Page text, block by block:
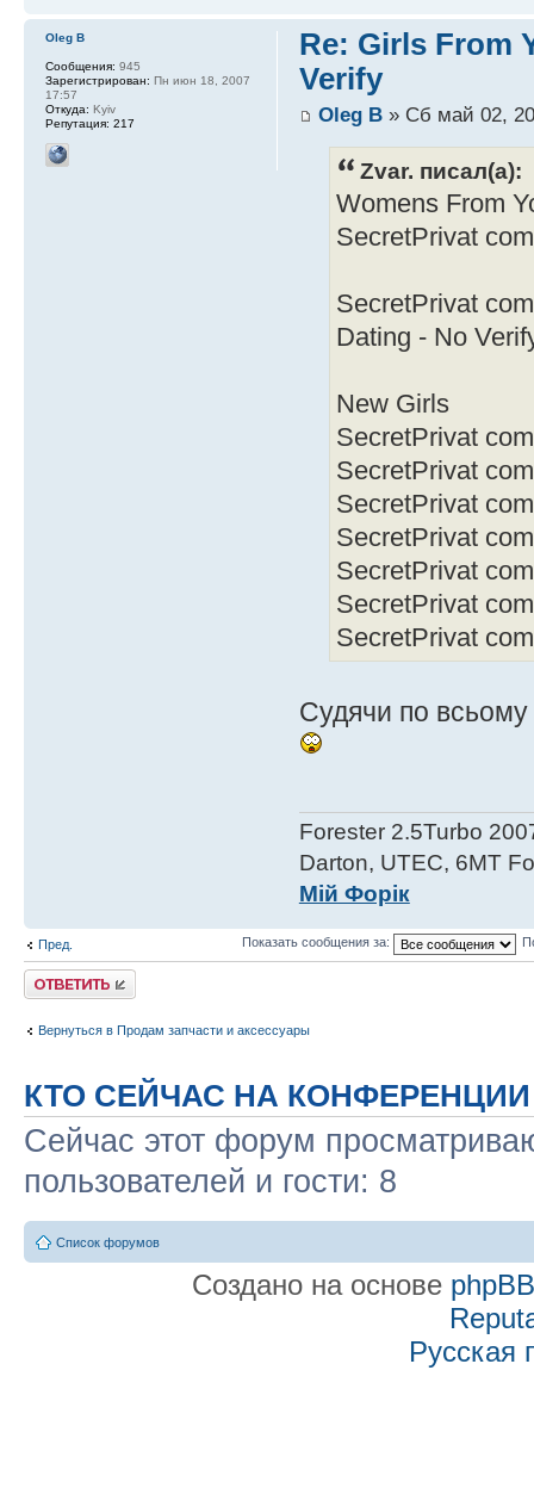
Re: Girls From
Verify
Oleg B» Сб май 02,
Zvar. писал(а):
Womens From
SecretPrivat com
SecretPrivat
Dating - No
New Girls
SecretPrivat
SecretPrivat
SecretPrivat
SecretPrivat
SecretPrivat
SecretPrivat
SecretPrivat
Судячи по
Forester 2.5Turbo
Darton, UTEC, 6MT
Мій Форік
Oleg B
Сообщения: 945
Зарегистрирован: Пн июн 18, 2007
17:57
Откуда: Kyiv
Репутация: 217
Пред. Показать сообщения за:
Ответить
Вернуться в Продам запчасти и аксессуары
КТО СЕЙЧАС НА КОНФЕРЕНЦИИ
Сейчас этот форум
пользователей и гости: 8
Список форумов
Создано на основе phpBB
Русская